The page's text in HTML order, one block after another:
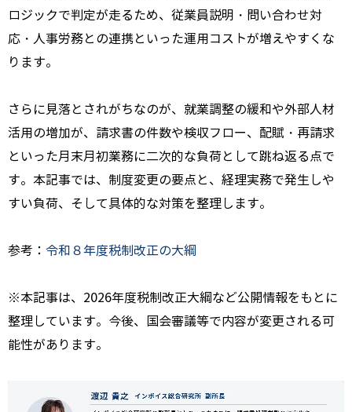
ロジックで判定が走るため、従業員説明・問い合わせ対
応・人事労務との連携といった運用コストが増えやすくな
ります。
さらに見落とされがちなのが、就業調整の緩和や外部人材
活用の増加が、請求書の件数や検収フロー、配賦・再請求
といった月末月初業務に二次的な負荷として跳ね返る点で
す。本記事では、制度変更の要点と、経理実務で発生しや
すい負荷、そして具体的な対策を整理します。
参考： 令和８年度税制改正の大綱
※本記事は、2026年度税制改正大綱など公開情報をもとに
整理しています。今後、国会審議等で内容が変更される可
能性があります。